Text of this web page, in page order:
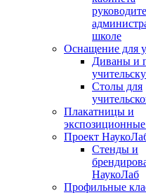
школе
Оснащение для
Диваны и
Столы для
Плакатницы и
Проект
Стенды и
НаукоЛаб
Профильные